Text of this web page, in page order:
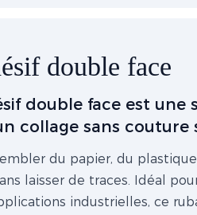
double face
double face est
collage sans couture
du papier, du
laisser de traces. Idéal
industrielles, ce